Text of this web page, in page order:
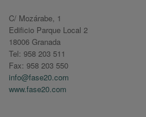
C/ Mozárabe, 1
Edificio Parque Local 2
18006 Granada
Tel: 958 203 511
Fax: 958 203 550
info@fase20.com
www.fase20.com